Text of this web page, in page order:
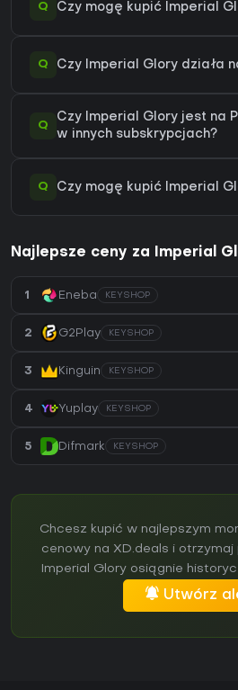
Q Czy mogę kupić Imperial
Q Czy Imperial Glory działa
Q
Czy Imperial Glory jest na
w innych subskrypcjach?
Q Czy mogę kupić Imperial
Najlepsze ceny za Imperial
1 Eneba KEYSHOP
2 G2Play KEYSHOP
3 Kinguin KEYSHOP
4 Yuplay KEYSHOP
5 Difmark KEYSHOP
Chcesz kupić w najlepszym
cenowy na XD.deals i
Imperial Glory osiągnie
Utwórz